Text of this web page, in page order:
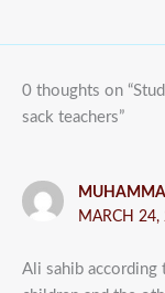
0 thoughts on
sack teachers”
MARCH 24,
Ali sahib